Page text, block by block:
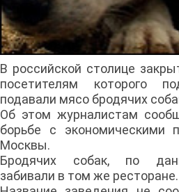
В российской столице
посетителям которого
подавали мясо бродячих
Об этом журналистам
борьбе с экономическими
Москвы.
Бродячих собак, по
забивали в том же ресторане.